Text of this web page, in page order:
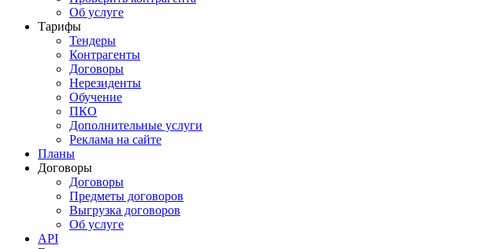
Об услуге
Тарифы
Тендеры
Контрагенты
Договоры
Нерезиденты
Обучение
ПКО
Дополнительные услуги
Реклама на сайте
Планы
Договоры
Договоры
Предметы договоров
Выгрузка договоров
Об услуге
API